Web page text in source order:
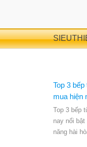
Top 3
mua hiện
Top 3 bếp
nay nổi
năng hài